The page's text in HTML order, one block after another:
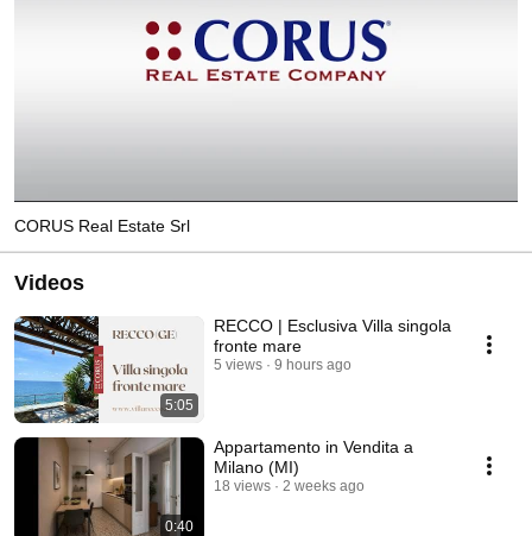
CORUS Real Estate Srl
Videos
5:05
RECCO | Esclusiva Villa singola
fronte mare
5 views 9 hours ago
0:40
Appartamento in Vendita a
Milano (MI)
18 views 2 weeks ago